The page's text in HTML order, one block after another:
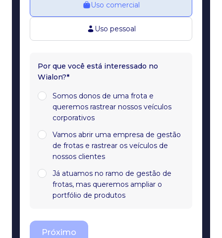
Uso comercial
Uso pessoal
Por que você está interessado no
Wialon?*
Somos donos de uma frota e
queremos rastrear nossos veículos
corporativos
Vamos abrir uma empresa de gestão
de frotas e rastrear os veículos de
nossos clientes
Já atuamos no ramo de gestão de
frotas, mas queremos ampliar o
portfólio de produtos
Próximo